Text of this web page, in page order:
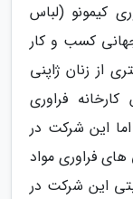
کیمونو (لباس
کسب و کار
از زنان ژاپنی
فراوری
بازمی شود اما این شرکت در
های فراوری مواد
این شرکت در